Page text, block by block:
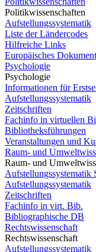
Politikwissenschaften
Aufstellungssystematik
Liste der Ländercodes
Hilfreiche Links
Europäisches
Psychologie
Psychologie
Informationen für
Aufstellungssystematik
Zeitschriften
Fachinfo in virtuellen
Bibliotheksführungen
Veranstaltungen und
Raum- und
Raum- und
Aufstellungssystematik
Aufstellungssystematik
Zeitschriften
Fachinfo in virt. Bib.
Bibliographische DB
Rechtswissenschaft
Rechtswissenschaft
Aufstellungssystematik